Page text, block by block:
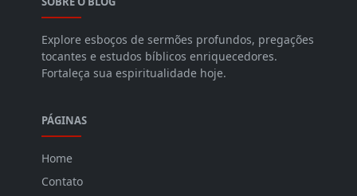
Explore esboços de sermões profundos, pregações
tocantes e estudos bíblicos enriquecedores.
Fortaleça sua espiritualidade hoje.
PÁGINAS
Home
Contato